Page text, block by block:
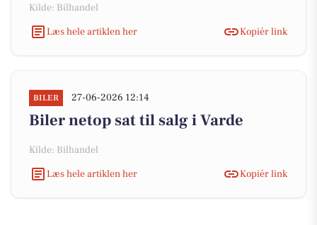
Kilde: Bilhandel
Læs hele artiklen her
Kopiér link
BILER 27-06-2026 12:14
Biler netop sat til salg i Varde
Kilde: Bilhandel
Læs hele artiklen her
Kopiér link